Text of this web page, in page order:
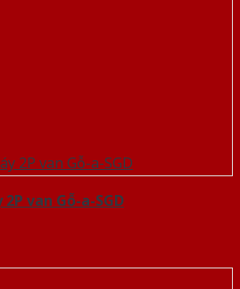
van Gỗ-a-SGD